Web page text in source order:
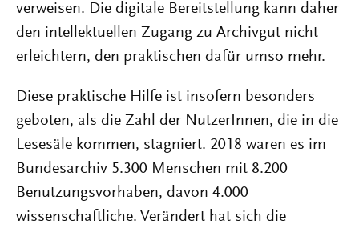
verweisen. Die digitale Bereitstellung kann daher
den intellektuellen Zugang zu Archivgut nicht
erleichtern, den praktischen dafür umso mehr.
Diese praktische Hilfe ist insofern besonders
geboten, als die Zahl der NutzerInnen, die in die
Lesesäle kommen, stagniert. 2018 waren es im
Bundesarchiv 5.300 Menschen mit 8.200
Benutzungsvorhaben, davon 4.000
wissenschaftliche. Verändert hat sich die